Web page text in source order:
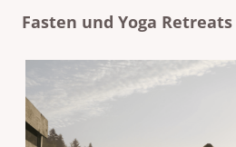
Fasten und Yoga Retreats